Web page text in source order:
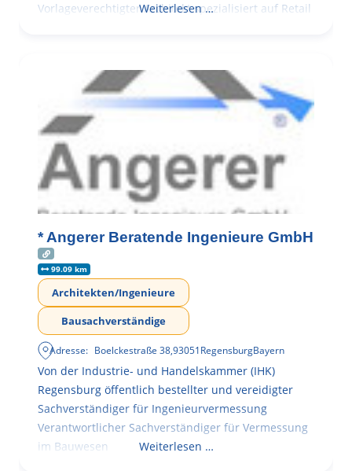
Vorlageverechtigter Architekt spezialisiert auf Retail
Weiterlesen …
* Angerer Beratende Ingenieure GmbH
99.09 km
Architekten/Ingenieure
Bausachverständige
Adresse: Boelckestraße 38,93051RegensburgBayern
Von der Industrie- und Handelskammer (IHK)
Regensburg öffentlich bestellter und vereidigter
Sachverständiger für Ingenieurvermessung
Verantwortlicher Sachverständiger für Vermessung
im Bauwesen
Weiterlesen …